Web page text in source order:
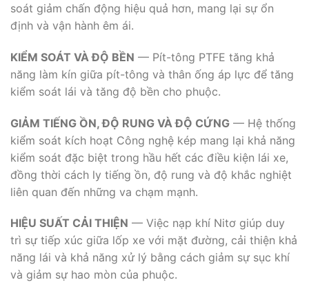
soát giảm chấn động hiệu quả hơn, mang lại sự ổn
định và vận hành êm ái.
KIỂM SOÁT VÀ ĐỘ BỀN — Pít-tông PTFE tăng khả
năng làm kín giữa pít-tông và thân ống áp lực để tăng
kiểm soát lái và tăng độ bền cho phuộc.
GIẢM TIẾNG ỒN, ĐỘ RUNG VÀ ĐỘ CỨNG — Hệ thống
kiểm soát kích hoạt Công nghệ kép mang lại khả năng
kiểm soát đặc biệt trong hầu hết các điều kiện lái xe,
đồng thời cách ly tiếng ồn, độ rung và độ khắc nghiệt
liên quan đến những va chạm mạnh.
HIỆU SUẤT CẢI THIỆN — Việc nạp khí Nitơ giúp duy
trì sự tiếp xúc giữa lốp xe với mặt đường, cải thiện khả
năng lái và khả năng xử lý bằng cách giảm sự sục khí
và giảm sự hao mòn của phuộc.